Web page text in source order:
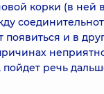
корки (в ней
и в
речь